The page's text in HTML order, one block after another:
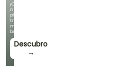
¡Con
nuestras
plantas
trepadoras
más
bonitas!
Descubro
→